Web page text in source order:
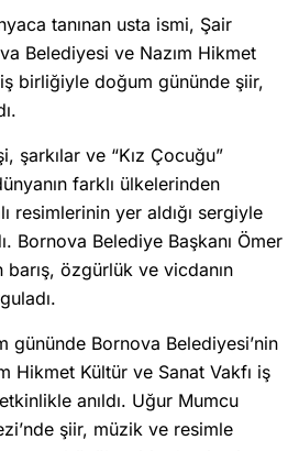
tanınan usta ismi, Şair
Belediyesi ve Nazım Hikmet
birliğiyle doğum gününde şiir,
şarkılar ve “Kız Çocuğu”
farklı ülkelerinden
resimlerinin yer aldığı sergiyle
Bornova Belediye Başkanı Ömer
barış, özgürlük ve vicdanın
gününde Bornova Belediyesi’nin
Hikmet Kültür ve Sanat Vakfı iş
anıldı. Uğur Mumcu
şiir, müzik ve resimle